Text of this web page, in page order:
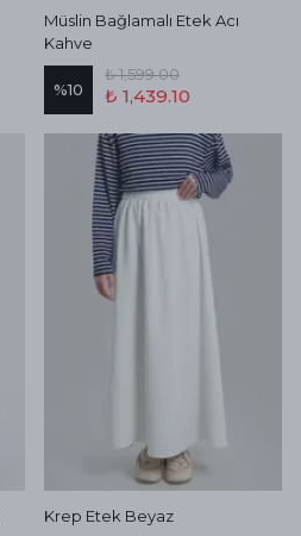
Müslin Bağlamalı Etek Acı
Kahve
%10
₺ 1,599.00
₺ 1,439.10
Krep Etek Beyaz